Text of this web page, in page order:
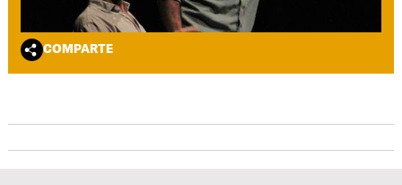
COMPARTE